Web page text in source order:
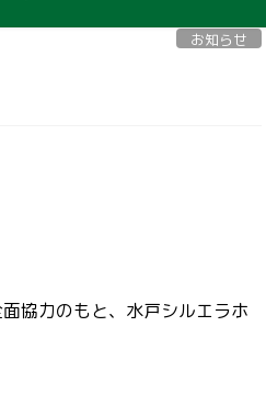
お知らせ
協力のもと、水戸シルエラホ